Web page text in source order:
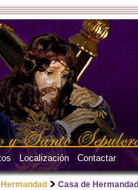
Localización Contactar
Hermandad Casa de Hermandad